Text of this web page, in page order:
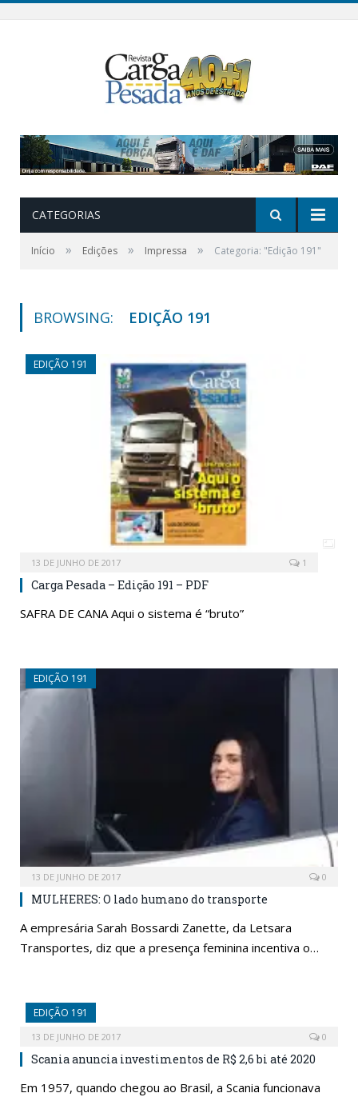
CATEGORIAS
Início » Edições » Impressa » Categoria: "Edição 191"
BROWSING: EDIÇÃO 191
EDIÇÃO 191
13 DE JUNHO DE 2017 1
Carga Pesada – Edição 191 – PDF
SAFRA DE CANA Aqui o sistema é “bruto”
EDIÇÃO 191
13 DE JUNHO DE 2017 0
MULHERES: O lado humano do transporte
A empresária Sarah Bossardi Zanette, da Letsara
Transportes, diz que a presença feminina incentiva o…
EDIÇÃO 191
13 DE JUNHO DE 2017 0
Scania anuncia investimentos de R$ 2,6 bi até 2020
Em 1957, quando chegou ao Brasil, a Scania funcionava